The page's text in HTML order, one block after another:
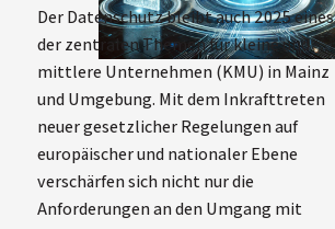
Der Datenschutz bleibt auch 2025 eines
der zentralen Themen für kleine und
mittlere Unternehmen (KMU) in Mainz
und Umgebung. Mit dem Inkrafttreten
neuer gesetzlicher Regelungen auf
europäischer und nationaler Ebene
verschärfen sich nicht nur die
Anforderungen an den Umgang mit